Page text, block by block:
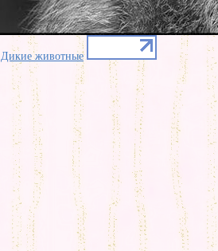
Дикие животные